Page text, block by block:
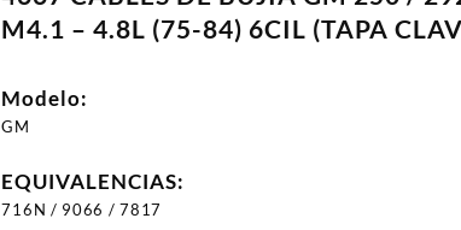
M4.1 – 4.8L (75-84) 6CIL (TAPA
Modelo:
GM
EQUIVALENCIAS:
716N / 9066 / 7817